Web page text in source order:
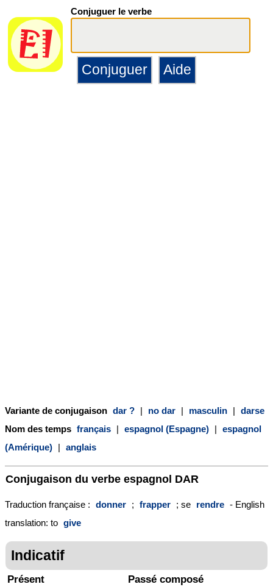
Conjuguer le verbe
Variante de conjugaison dar ? | no dar | masculin | darse
Nom des temps français | espagnol (Espagne) | espagnol
(Amérique) | anglais
Conjugaison du verbe espagnol DAR
Traduction française : donner ; frapper ; se rendre - English
translation: to give
Indicatif
Présent Passé composé